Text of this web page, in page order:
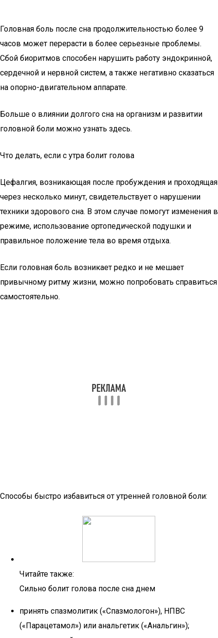
Головная боль после сна продолжительностью более 9
часов может перерасти в более серьезные проблемы.
Сбой биоритмов способен нарушить работу эндокринной,
сердечной и нервной систем, а также негативно сказаться
на опорно-двигательном аппарате.
Больше о влиянии долгого сна на организм и развитии
головной боли можно узнать здесь.
Что делать, если с утра болит голова
Цефалгия, возникающая после пробуждения и проходящая
через несколько минут, свидетельствует о нарушении
техники здорового сна. В этом случае помогут изменения в
режиме, использование ортопедической подушки и
правильное положение тела во время отдыха.
Если головная боль возникает редко и не мешает
привычному ритму жизни, можно попробовать справиться
самостоятельно.
Способы быстро избавиться от утренней головной боли:
Читайте также:
Сильно болит голова после сна днем
принять спазмолитик («Спазмологон»), НПВС
(«Парацетамол») или анальгетик («Анальгин»);